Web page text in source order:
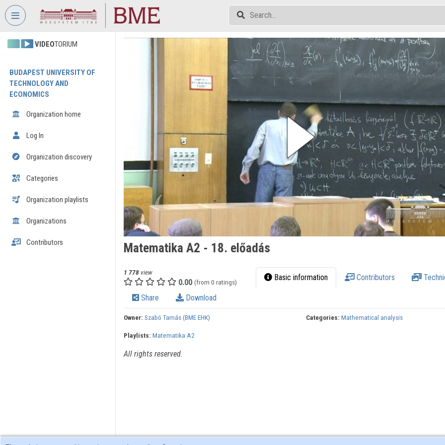
Skip header Skip menu
VIDEOTORIUM
BUDAPEST UNIVERSITY OF
TECHNOLOGY AND
ECONOMICS
Organization home
Log In
Organization discovery
Categories
Organization playlists
Organizations
Contributors Matematika A2 - 18. előadás
1 778view
0.00 (from 0 ratings) Basic information Contributors
Share Download
Owner: Szabó Tamás (BME EHK) Categories: Mathematical analysis
Playlists: Matematika A2
All rights reserved.